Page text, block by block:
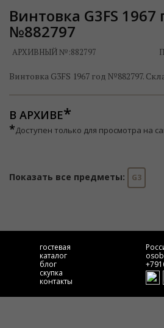
Винтовка G3FS 1967
№882797
АРХИВНЫЙ №:882797
Винтовка G3FS 1967 год №882797.
В АРХИВЕ
*Доступен только для просмотра на
Показать все предметы: G3
гостевая
каталог
блог
скупка
контакты